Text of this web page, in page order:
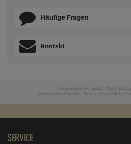
Häufige Fragen
Kontakt
* Preisangaben inkl. gesetzl. MwSt. und zzgl.
Ursprünglicher Preis des Händlers, Unverbindliche
SERVICE